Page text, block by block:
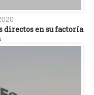
directos en su factoría